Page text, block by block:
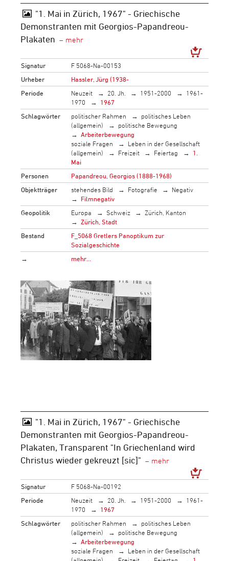
"1. Mai in Zürich, 1967" - Griechische
Demonstranten mit Georgios-Papandreou-
Plakaten
Signatur
F 5068-Na-00153
Urheber
Hassler, Jürg (1938-
Periode
Neuzeit 20. Jh. 1951-2000
1961-
1970
1967
Schlagwörter
politischer Rahmen
politisches Leben
(allgemein)
politische Bewegung
Arbeiterbewegung
soziale Fragen
Leben in der Gesellschaft
(allgemein)
Freizeit Feiertag
1.
Mai
Personen
Papandreou, Georgios (1888-1968)
Objektträger
stehendes Bild Fotografie
Negativ
Filmnegativ
Geopolitik
Europa Schweiz
Zürich, Kanton
Zürich, Stadt
Bestand
F_5068 Gretlers Panoptikum zur
Sozialgeschichte
→
mehr…
"1. Mai in Zürich, 1967" - Griechische
Demonstranten mit Georgios-Papandreou-
Plakaten, Transparent "In Griechenland wird
Christus wieder gekreuzt [sic]"
Signatur
F 5068-Na-00192
Periode
Neuzeit 20. Jh. 1951-2000
1961-
1970
1967
Schlagwörter
politischer Rahmen
politisches Leben
(allgemein)
politische Bewegung
Arbeiterbewegung
soziale Fragen
Leben in der Gesellschaft